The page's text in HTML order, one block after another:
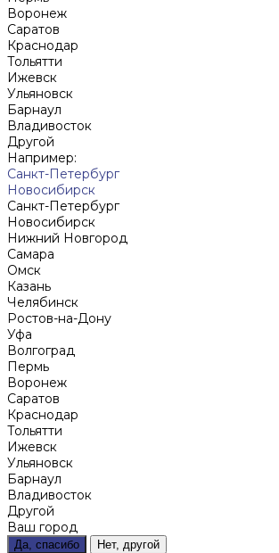
Воронеж
Саратов
Краснодар
Тольятти
Ижевск
Ульяновск
Барнаул
Владивосток
Другой
Например:
Санкт-Петербург
Новосибирск
Санкт-Петербург
Новосибирск
Нижний Новгород
Cамара
Омск
Казань
Челябинск
Ростов-на-Дону
Уфа
Волгоград
Пермь
Воронеж
Саратов
Краснодар
Тольятти
Ижевск
Ульяновск
Барнаул
Владивосток
Другой
Ваш город
Да, спасибо Нет, другой